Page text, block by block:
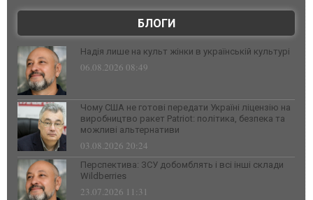
БЛОГИ
Надія лише на культ жінки в українській культурі
06.08.2026 08:49
Чому США не готові передати Україні ліцензію на
виробництво ракет Patriot: політика, безпека та
можливі альтернативи
03.08.2026 20:24
Перспектива: ЗСУ добомблять і всі інші склади
Wildberries
23.07.2026 11:31